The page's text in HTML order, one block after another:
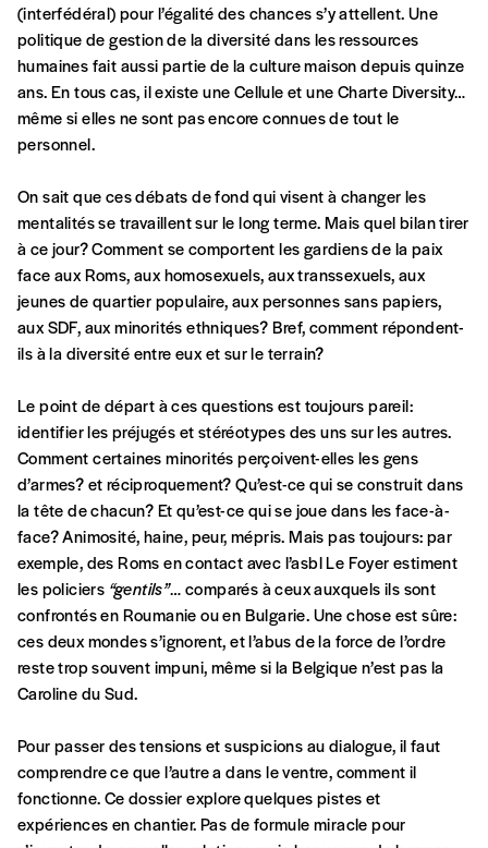
Se connecter
CONNEXION
Mot de passe oublié?
Créer un
compte
Formulaire de
commande
A partir de 2021,Imag, le magazine de
l’interculturel,vous est proposé àPRIX LIBRE.
Le prix libre est un mode de fixation du prix
par l’acheteur d’un bien ou d’un service, qui
peut être une manière pour lui de payer le prix
qu’il estime juste. Dans l’objectif de rendre nos
activités et publications accessibles, et
solidarité, nous vous proposons d’estimer
vous-mêmes le coût de notre publication.
Cette valeur peut donc être inférieure, égale
ou supérieure au prix indicatif. De cette
manière, vous soutenez le travail de l’équipe
de rédaction selon vos moyens et vos
motivations.
En pratique
Vous vous abonnez pour l’année civile en
cours ou vous commandez au numéro.
revue en format papier ou numérique.
Vous renseignez vos coordonnées.
Vous versez le montant de votre choix sur le
compteIBAN BE34 0010 7305
2190avec en communication le numéro de
(interfédéral) pour l’égalité des chances s’y attellent. Une
politique de gestion de la diversité dans les ressources
humaines fait aussi partie de la culture maison depuis quinze
ans. En tous cas, il existe une Cellule et une Charte Diversity…
même si elles ne sont pas encore connues de tout le
personnel.
On sait que ces débats de fond qui visent à changer les
mentalités se travaillent sur le long terme. Mais quel bilan tirer
à ce jour? Comment se comportent les gardiens de la paix
face aux Roms, aux homosexuels, aux transsexuels, aux
jeunes de quartier populaire, aux personnes sans papiers,
aux SDF, aux minorités ethniques? Bref, comment répondent-
ils à la diversité entre eux et sur le terrain?
Le point de départ à ces questions est toujours pareil:
identifier les préjugés et stéréotypes des uns sur les autres.
Comment certaines minorités perçoivent-elles les gens
d’armes? et réciproquement? Qu’est-ce qui se construit dans
la tête de chacun? Et qu’est-ce qui se joue dans les face-à-
face? Animosité, haine, peur, mépris. Mais pas toujours: par
exemple, des Roms en contact avec l’asbl Le Foyer estiment
les policiers “gentils”… comparés à ceux auxquels ils sont
confrontés en Roumanie ou en Bulgarie. Une chose est sûre:
ces deux mondes s’ignorent, et l’abus de la force de l’ordre
reste trop souvent impuni, même si la Belgique n’est pas la
Caroline du Sud.
Pour passer des tensions et suspicions au dialogue, il faut
comprendre ce que l’autre a dans le ventre, comment il
fonctionne. Ce dossier explore quelques pistes et
expériences en chantier. Pas de formule miracle pour